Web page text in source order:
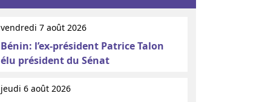
vendredi 7 août 2026
Bénin: l’ex-président Patrice Talon
élu président du Sénat
jeudi 6 août 2026